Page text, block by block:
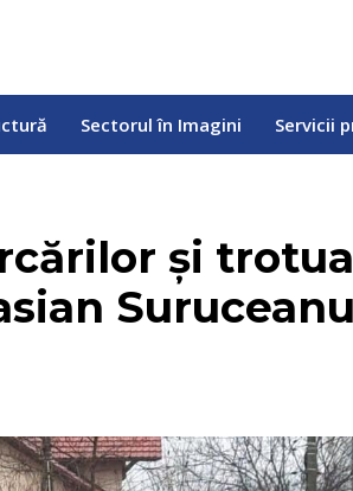
Sectorul în Imagini Servicii
și
Suruceanu
Servicii